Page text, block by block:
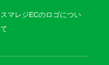
スマレジECのロゴについ
て